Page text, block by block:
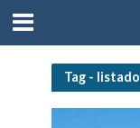
Tag - listado